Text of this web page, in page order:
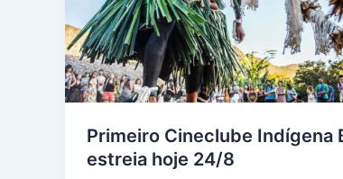
Primeiro Cineclube Indígena
estreia hoje 24/8